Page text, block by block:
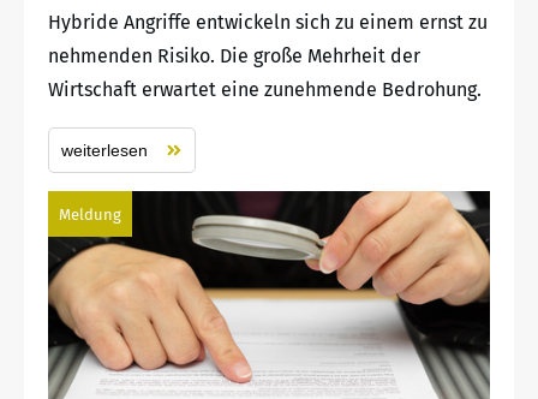
Hybride Angriffe entwickeln sich zu einem ernst zu
nehmenden Risiko. Die große Mehrheit der
Wirtschaft erwartet eine zunehmende Bedrohung.
weiterlesen
Meldung